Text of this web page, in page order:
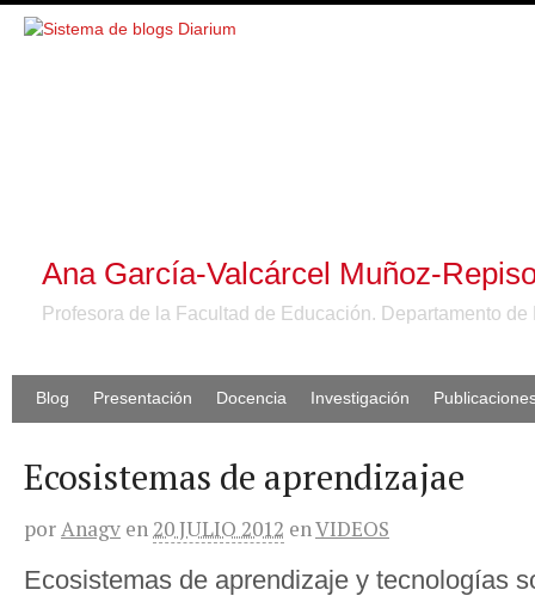
Ana García-Valcárcel Muñoz-
Profesora de la Facultad de Educación. Departamento
Blog Presentación Docencia Investigación
Ecosistemas de aprendizajae
porAnagv en 20 JULIO 2012 enVIDEOS
Ecosistemas de aprendizaje y tecnologías